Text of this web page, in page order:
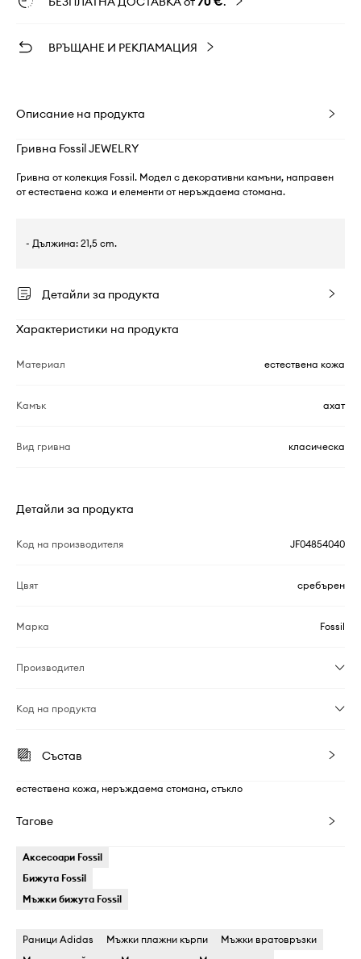
ВРЪЩАНЕ И РЕКЛАМАЦИЯ
Описание на продукта
Гривна Fossil JEWELRY
Гривна от колекция Fossil. Модел с декоративни камъни, направен
от естествена кожа и елементи от неръждаема стомана.
- Дължина: 21,5 cm.
Детайли за продукта
Характеристики на продукта
Материал естествена кожа
Камък ахат
Вид гривна класическа
Детайли за продукта
Код на производителя JF04854040
Цвят сребърен
Марка Fossil
Производител
Код на продукта
Състав
естествена кожа, неръждаема стомана, стъкло
Тагове
Аксесоари Fossil
Бижута Fossil
Мъжки бижута Fossil
Раници Adidas Мъжки плажни кърпи
Мъжки вратовръзки